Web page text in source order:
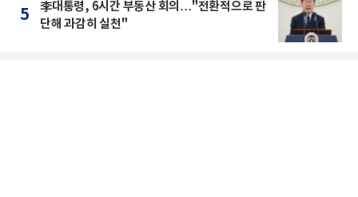
5
李대통령, 6시간 부동산 회의…"전환적으로 판
단해 과감히 실천"